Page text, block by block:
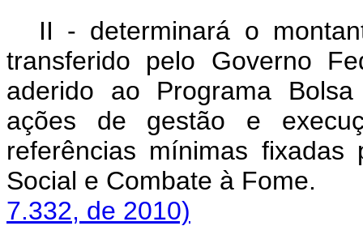
II - determinará o
transferido pelo Governo
aderido ao Programa
ações de gestão e
referências mínimas fixadas
Social e Combate
7.332, de 2010)